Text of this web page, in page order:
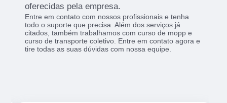
oferecidas pela empresa.
Entre em contato com nossos profissionais e tenha
todo o suporte que precisa. Além dos serviços já
citados, também trabalhamos com curso de mopp e
curso de transporte coletivo. Entre em contato agora e
tire todas as suas dúvidas com nossa equipe.